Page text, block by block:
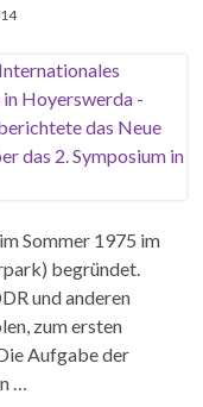
Sommer 1975 im
begründet.
und anderen
zum ersten
Aufgabe der
…